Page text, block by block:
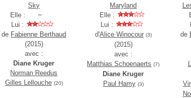
Sky
Elle :
Lui :
de Fabienne Berthaud
(2015)
avec :
Diane Kruger
Norman Reedus
Gilles Lellouche (20)
Maryland
Elle :
Lui :
d'Alice Winocour (3)
(2015)
avec :
Matthias Schoenaerts (7)
Diane Kruger
Paul Hamy (3)
de